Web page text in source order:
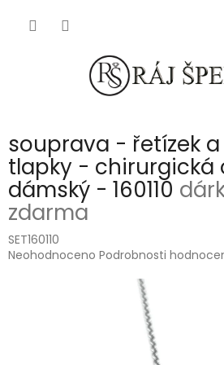
souprava - řetízek
tlapky - chirurgická
dámský - 160110
zdarma
SET160110
Průměrné
Neohodnoceno Podrobnosti